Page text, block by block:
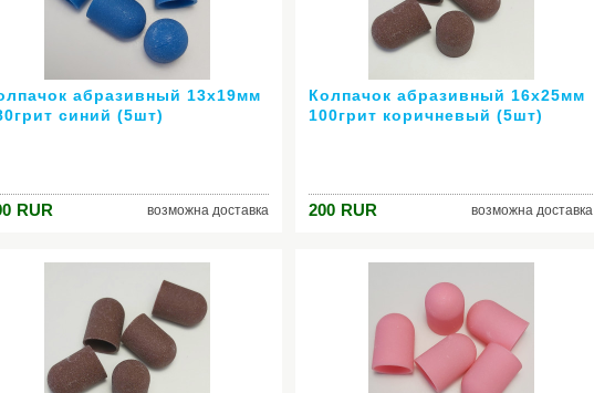
абразивный 13х19мм
синий (5шт)
RUR возможна доставка
Колпачок абразивный 16х25мм
100грит коричневый (5шт)
200 RUR возможна доставка